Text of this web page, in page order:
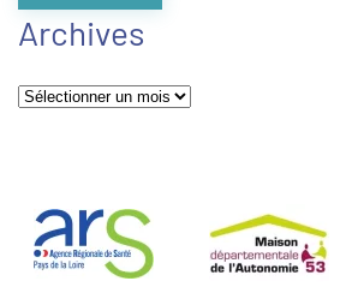
Archives
Archives